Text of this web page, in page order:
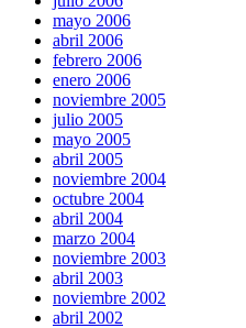
mayo 2006
abril 2006
febrero 2006
enero 2006
noviembre 2005
julio 2005
mayo 2005
abril 2005
noviembre 2004
octubre 2004
abril 2004
marzo 2004
noviembre 2003
abril 2003
noviembre 2002
abril 2002